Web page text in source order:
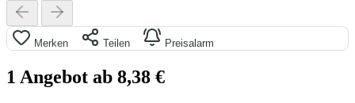
Merken Teilen Preisalarm
1 Angebot ab 8,38 €